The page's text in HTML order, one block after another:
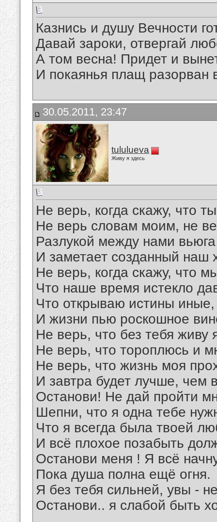
Казнись и душу Вечности
Давай зароки, отвергай
А том весна! Придет и
И покаянья плащ разорван
30.05.2011, 23:47
tululueva
Живу я здесь
Не верь, когда скажу, что
Не верь словам моим, не
Разлукой между нами вьюга
И заметает созданный наш
Не верь, когда скажу, что
Что наше время истекло
Что открываю истины иные,
И жизни пью роскошное
Не верь, что без тебя живу
Не верь, что тороплюсь и
Не верь, что жизнь моя
И завтра будет лучше, чем
Останови! Не дай пройти
Шепни, что я одна тебе
Что я всегда была твоей
И всё плохое позабыть
Останови меня ! Я всё
Пока душа полна ещё огня.
Я без тебя сильней, увы -
Останови.. я слабой быть